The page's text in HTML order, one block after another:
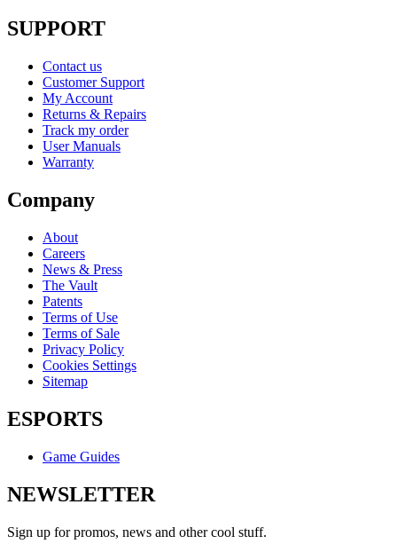
SUPPORT
Contact us
Customer Support
My Account
Returns & Repairs
Track my order
User Manuals
Warranty
Company
About
Careers
News & Press
The Vault
Patents
Terms of Use
Terms of Sale
Privacy Policy
Cookies Settings
Sitemap
ESPORTS
Game Guides
NEWSLETTER
Sign up for promos, news and other cool stuff.